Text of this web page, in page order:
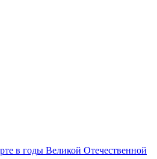
в годы Великой Отечественной